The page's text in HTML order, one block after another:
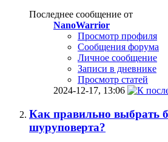
Последнее сообщение от
NanoWarrior
Просмотр профиля
Сообщения форума
Личное сообщение
Записи в дневнике
Просмотр статей
2024-12-17, 13:06
Как правильно выбрать
шуруповерта?